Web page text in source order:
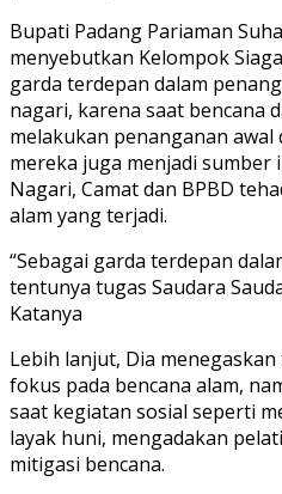
Bupati Padang Pariaman
menyebutkan Kelompok
garda terdepan dalam
nagari, karena saat bencana
melakukan penanganan awal
mereka juga menjadi sumber
Nagari, Camat dan BPBD
alam yang terjadi.
“Sebagai garda terdepan
tentunya tugas Saudara
Katanya
Lebih lanjut, Dia
fokus pada bencana alam,
saat kegiatan sosial seperti
layak huni, mengadakan
mitigasi bencana.